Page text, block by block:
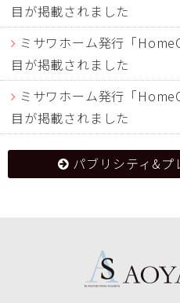
目が掲載されました
ミサワホーム発行「
目が掲載されました
ミサワホーム発行「
目が掲載されました
パブリシティ&プ